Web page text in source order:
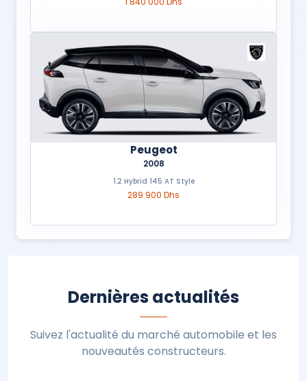
Peugeot
2008
1.2 Hybrid 145 AT Style
289 900 Dhs
Dernières actualités
Suivez l'actualité du marché automobile et les
nouveautés constructeurs.